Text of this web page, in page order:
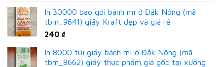
In 30000 bao gói bánh mì ở Đắk Nông (mã
tbm_9641) giấy Kraft đẹp và giá rẻ
240 ₫
In 8000 túi giấy bánh mì ở Đắk Nông (mã
tbm_8662) giấy thực phẩm giá gốc tại xưởng